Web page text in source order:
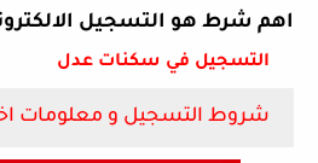
اهم شرط هو التسجيل
التسجيل في سكنات عدل
شروط التسجيل و معلومات